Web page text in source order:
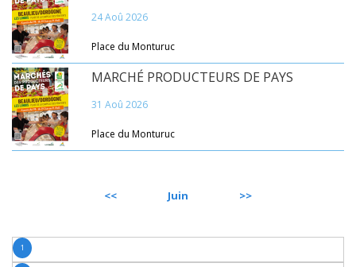
24 Aoû 2026
Place du Monturuc
MARCHÉ PRODUCTEURS DE PAYS
31 Aoû 2026
Place du Monturuc
Juin
1